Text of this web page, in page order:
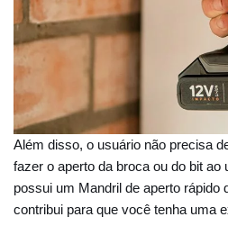
Além disso, o usuário não precisa
fazer o aperto da broca ou do bit ao
possui um Mandril de aperto rápido
contribui para que você tenha uma